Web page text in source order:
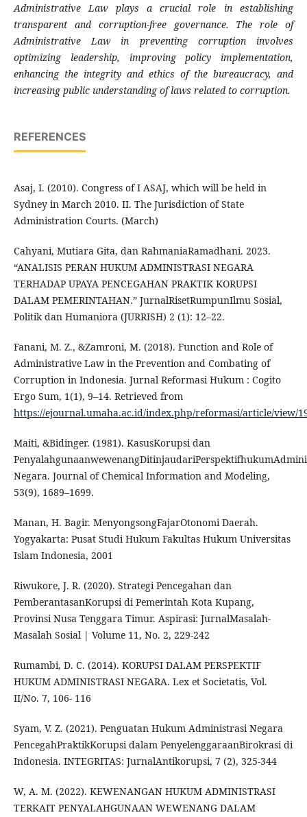
Administrative Law plays a crucial role in establishing
transparent and corruption-free governance. The role of
Administrative Law in preventing corruption involves
optimizing leadership, improving policy implementation,
enhancing the integrity and ethics of the bureaucracy, and
increasing public understanding of laws related to corruption.
REFERENCES
Asaj, I. (2010). Congress of I ASAJ, which will be held in
Sydney in March 2010. II. The Jurisdiction of State
Administration Courts. (March)
Cahyani, Mutiara Gita, dan RahmaniaRamadhani. 2023.
“ANALISIS PERAN HUKUM ADMINISTRASI NEGARA
TERHADAP UPAYA PENCEGAHAN PRAKTIK KORUPSI
DALAM PEMERINTAHAN.” JurnalRisetRumpunIlmu Sosial,
Politik dan Humaniora (JURRISH) 2 (1): 12–22.
Fanani, M. Z., &Zamroni, M. (2018). Function and Role of
Administrative Law in the Prevention and Combating of
Corruption in Indonesia. Jurnal Reformasi Hukum : Cogito
Ergo Sum, 1(1), 9–14. Retrieved from
https://ejournal.umaha.ac.id/index.php/reformasi/article/view/
Maiti, &Bidinger. (1981). KasusKorupsi dan
Negara. Journal of Chemical Information and Modeling,
53(9), 1689–1699.
Manan, H. Bagir. MenyongsongFajarOtonomi Daerah.
Yogyakarta: Pusat Studi Hukum Fakultas Hukum Universitas
Islam Indonesia, 2001
Riwukore, J. R. (2020). Strategi Pencegahan dan
PemberantasanKorupsi di Pemerintah Kota Kupang,
Provinsi Nusa Tenggara Timur. Aspirasi: JurnalMasalah-
Masalah Sosial | Volume 11, No. 2, 229-242
Rumambi, D. C. (2014). KORUPSI DALAM PERSPEKTIF
HUKUM ADMINISTRASI NEGARA. Lex et Societatis, Vol.
II/No. 7, 106- 116
Syam, V. Z. (2021). Penguatan Hukum Administrasi Negara
PencegahPraktikKorupsi dalam PenyelenggaraanBirokrasi di
Indonesia. INTEGRITAS: JurnalAntikorupsi, 7 (2), 325-344
W, A. M. (2022). KEWENANGAN HUKUM ADMINISTRASI
TERKAIT PENYALAHGUNAAN WEWENANG DALAM